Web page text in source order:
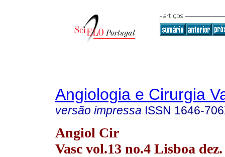
Angiologia e Cirurgia
versão impressa ISSN 1646-
Angiol Cir
Vasc vol.13 no.4 Lisboa